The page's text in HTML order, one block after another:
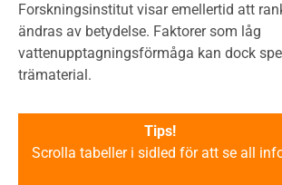
Forskningsinstitut visar emellertid att
ändras av betydelse. Faktorer som låg
vattenupptagningsförmåga kan dock
trämaterial.
Tips!
Scrolla tabeller i sidled för att se all